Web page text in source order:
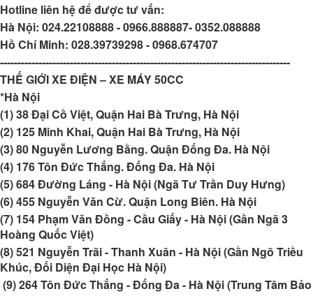
Hotline liên hệ để được tư vấn:
Hà Nội: 024.22108888 - 0966.888887- 0352.088888
Hồ Chí Minh: 028.39739298 - 0968.674707
-----------------------------------------------------------------------------------
THẾ GIỚI XE ĐIỆN – XE MÁY 50CC
*Hà Nội
(1) 38 Đại Cồ Việt, Quận Hai Bà Trưng, Hà Nội
(2) 125 Minh Khai, Quận Hai Bà Trưng, Hà Nội
(3) 80 Nguyễn Lương Bằng. Quận Đống Đa. Hà Nội
(4) 176 Tôn Đức Thắng. Đống Đa. Hà Nội
(5) 684 Đường Láng - Hà Nội (Ngã Tư Trần Duy Hưng)
(6) 455 Nguyễn Văn Cừ. Quận Long Biên. Hà Nội
(7) 154 Phạm Văn Đồng - Cầu Giấy - Hà Nội (Gần Ngã 3
Hoàng Quốc Việt)
(8) 521 Nguyễn Trãi - Thanh Xuân - Hà Nội (Gần Ngõ Triều
Khúc, Đối Diện Đại Học Hà Nội)
(9) 264 Tôn Đức Thắng - Đống Đa - Hà Nội (Trung Tâm Bảo